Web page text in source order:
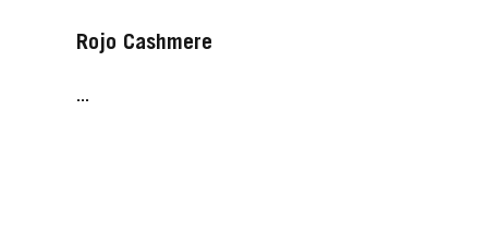
Rojo Cashmere
...